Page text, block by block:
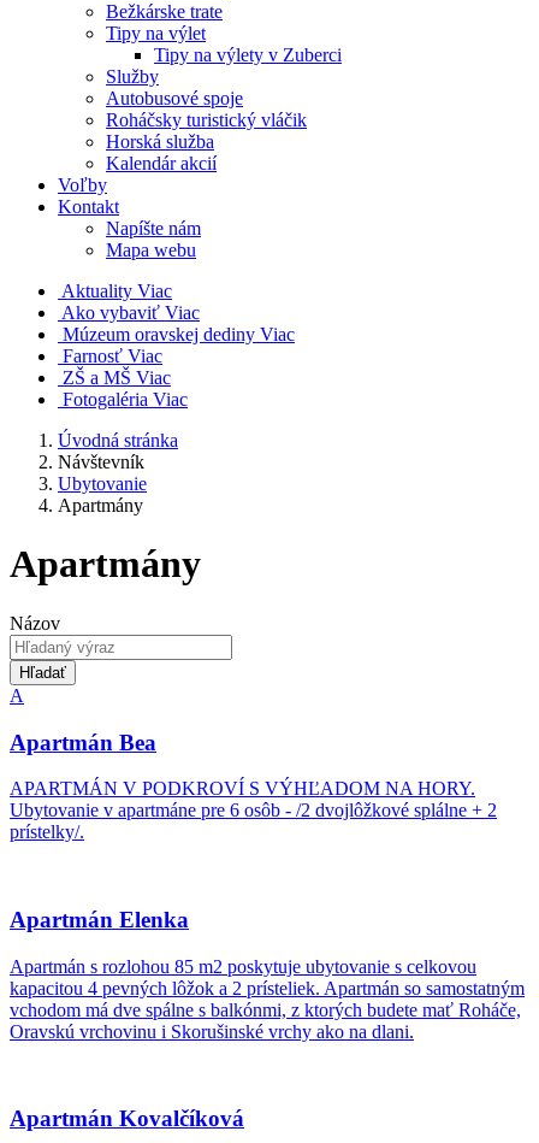
Bežkárske trate
Tipy na výlet
Tipy na výlety v Zuberci
Služby
Autobusové spoje
Roháčsky turistický vláčik
Horská služba
Kalendár akcií
Voľby
Kontakt
Napíšte nám
Mapa webu
Aktuality Viac
Ako vybaviť Viac
Múzeum oravskej dediny Viac
Farnosť Viac
ZŠ a MŠ Viac
Fotogaléria Viac
Úvodná stránka
Návštevník
Ubytovanie
Apartmány
Apartmány
Názov
Hľadať
A
Apartmán Bea
APARTMÁN V PODKROVÍ S VÝHĽADOM NA HORY.
Ubytovanie v apartmáne pre 6 osôb - /2 dvojlôžkové splálne + 2
prístelky/.
Apartmán Elenka
Apartmán s rozlohou 85 m2 poskytuje ubytovanie s celkovou
kapacitou 4 pevných lôžok a 2 prísteliek. Apartmán so samostatným
vchodom má dve spálne s balkónmi, z ktorých budete mať Roháče,
Oravskú vrchovinu i Skorušinské vrchy ako na dlani.
Apartmán Kovalčíková